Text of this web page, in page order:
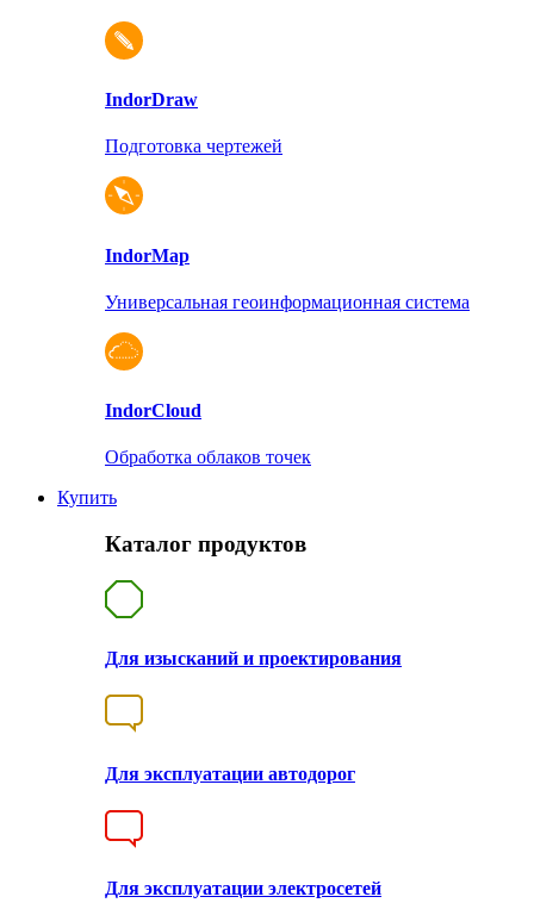
IndorDraw
Подготовка чертежей
IndorMap
Универсальная геоинформационная система
IndorCloud
Обработка облаков точек
Купить
Каталог продуктов
Для изысканий и проектирования
Для эксплуатации автодорог
Для эксплуатации электросетей